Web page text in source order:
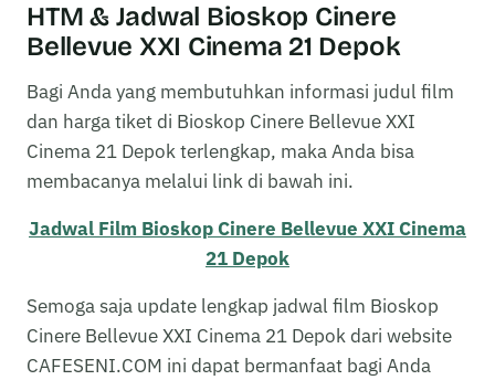
HTM & Jadwal Bioskop Cinere
Bellevue XXI Cinema 21 Depok
Bagi Anda yang membutuhkan informasi judul film
dan harga tiket di Bioskop Cinere Bellevue XXI
Cinema 21 Depok terlengkap, maka Anda bisa
membacanya melalui link di bawah ini.
Jadwal Film Bioskop Cinere Bellevue XXI Cinema
21 Depok
Semoga saja update lengkap jadwal film Bioskop
Cinere Bellevue XXI Cinema 21 Depok dari website
CAFESENI.COM ini dapat bermanfaat bagi Anda